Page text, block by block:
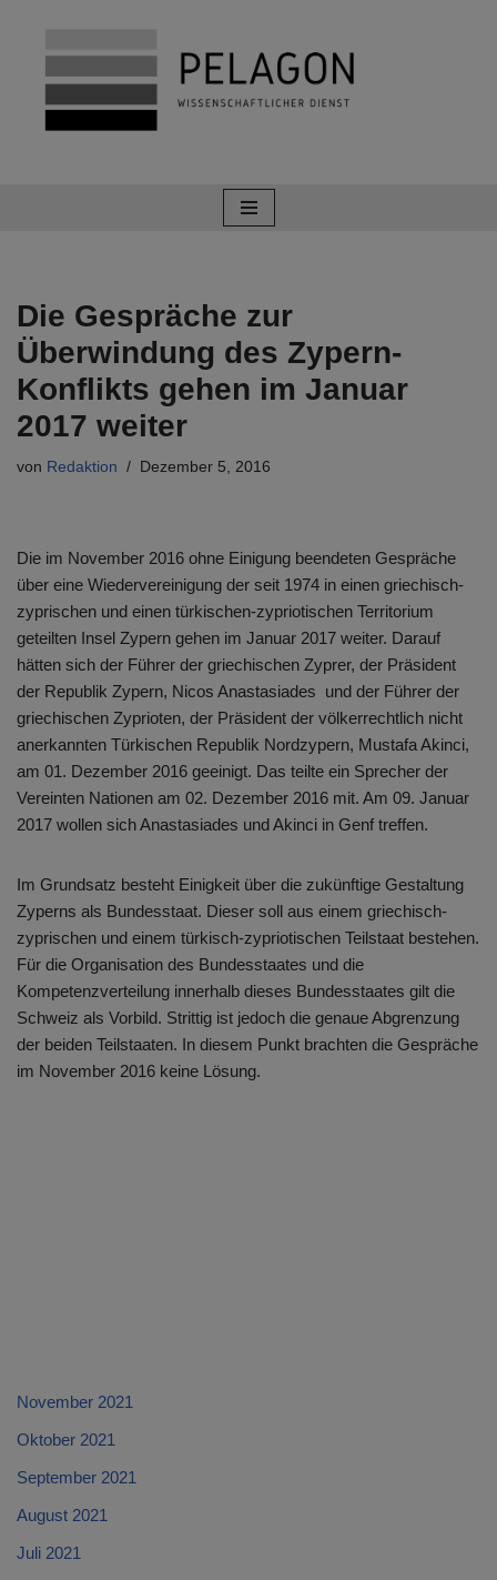
Zum
Inhalt
springen
Die Gespräche zur
Überwindung des Zypern-
Konflikts gehen im Januar
2017 weiter
von Redaktion Dezember 5, 2016
Die im November 2016 ohne Einigung beendeten Gespräche
über eine Wiedervereinigung der seit 1974 in einen griechisch-
zyprischen und einen türkischen-zypriotischen Territorium
geteilten Insel Zypern gehen im Januar 2017 weiter. Darauf
hätten sich der Führer der griechischen Zyprer, der Präsident
der Republik Zypern, Nicos Anastasiades und der Führer der
griechischen Zyprioten, der Präsident der völkerrechtlich nicht
anerkannten Türkischen Republik Nordzypern, Mustafa Akinci,
am 01. Dezember 2016 geeinigt. Das teilte ein Sprecher der
Vereinten Nationen am 02. Dezember 2016 mit. Am 09. Januar
2017 wollen sich Anastasiades und Akinci in Genf treffen.
Im Grundsatz besteht Einigkeit über die zukünftige Gestaltung
Zyperns als Bundesstaat. Dieser soll aus einem griechisch-
zyprischen und einem türkisch-zypriotischen Teilstaat bestehen.
Für die Organisation des Bundesstaates und die
Kompetenzverteilung innerhalb dieses Bundesstaates gilt die
Schweiz als Vorbild. Strittig ist jedoch die genaue Abgrenzung
der beiden Teilstaaten. In diesem Punkt brachten die Gespräche
im November 2016 keine Lösung.
November 2021
Oktober 2021
September 2021
August 2021
Juli 2021